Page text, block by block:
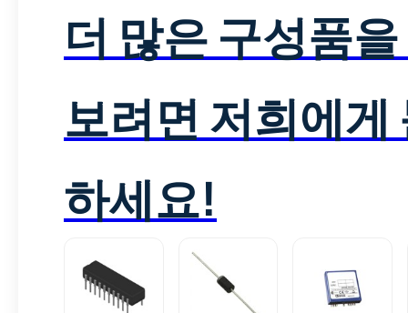
더 많은 구성품
보려면 저희에게
하세요!